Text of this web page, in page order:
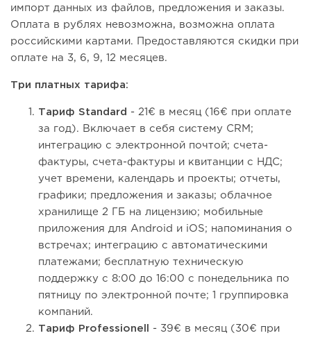
импорт данных из файлов, предложения и заказы.
Оплата в рублях невозможна, возможна оплата
российскими картами. Предоставляются скидки при
оплате на 3, 6, 9, 12 месяцев.
Три платных тарифа:
Тариф Standard - 21€ в месяц (16€ при оплате
за год). Включает в себя систему CRM;
интеграцию с электронной почтой; счета-
фактуры, счета-фактуры и квитанции с НДС;
учет времени, календарь и проекты; отчеты,
графики; предложения и заказы; облачное
хранилище 2 ГБ на лицензию; мобильные
приложения для Android и iOS; напоминания о
встречах; интеграцию с автоматическими
платежами; бесплатную техническую
поддержку с 8:00 до 16:00 с понедельника по
пятницу по электронной почте; 1 группировка
компаний.
Тариф Professionell - 39€ в месяц (30€ при